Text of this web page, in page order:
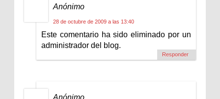
Anónimo
28 de octubre de 2009 a las 13:40
Este comentario ha sido eliminado por un
administrador del blog.
Responder
Anónimo